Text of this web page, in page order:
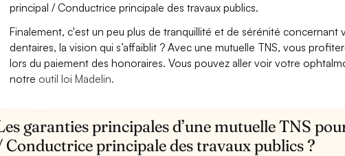
principal / Conductrice principale des travaux publics.
Finalement, c'est un peu plus de tranquillité et de sérénité concernant
dentaires, la vision qui s’affaiblit ? Avec une mutuelle TNS, vous
lors du paiement des honoraires. Vous pouvez aller voir votre
notre outil loi Madelin.
garanties principales d’une mutuelle TNS
Conductrice principale des travaux publics ?